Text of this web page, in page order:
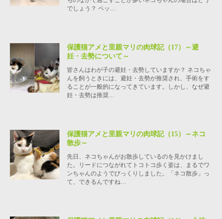
でしょう？ ペッ…
保護猫アメと里親マリの肉球記（17）～避
妊・去勢について～
皆さんはわが子の避妊・去勢していますか？ ネコちゃ
んを飼うときには、避妊・去勢が推奨され、手術をす
ることが一般的になってきています。しかし、なぜ避
妊・去勢は推奨…
保護猫アメと里親マリの肉球記（15）～ネコ
散歩～
先日、ネコちゃんがお散歩しているのを見かけまし
た。リードにつながれてトコトコ歩く姿は、まるでワ
ンちゃんのようでびっくりしました。「ネコ散歩」っ
て、できるんですね…